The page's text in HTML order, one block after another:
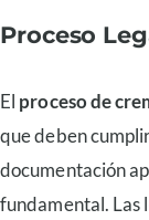
Proceso
El proceso de
que deben
documentación
fundamental. Las